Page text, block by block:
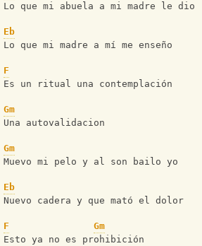
Lo que mi abuela a mi madre le dio
Eb
Lo que mi madre a mí me enseño
F
Es un ritual una contemplación
Gm
Una autovalidacion
Gm
Muevo mi pelo y al son bailo yo
Eb
Nuevo cadera y que mató el dolor
F
Gm
Esto ya no es prohibición